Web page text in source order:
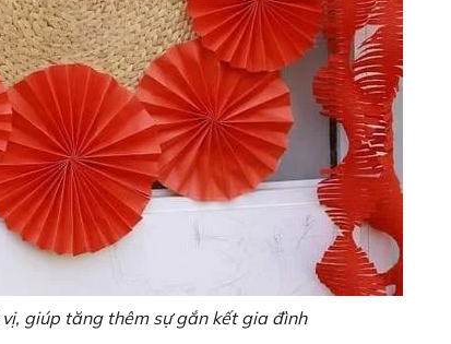
giúp tăng thêm sự gắn kết gia đình